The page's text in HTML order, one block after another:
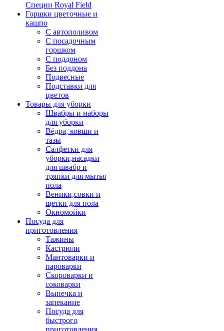
Специи Royal Field
Горшки цветочные и
кашпо
С автополивом
С посадочным
горшком
С поддоном
Без поддона
Подвесные
Подставки для
цветов
Товары для уборки
Швабры и наборы
для уборки
Вёдра, ковши и
тазы
Салфетки для
уборки,насадки
для швабр и
тряпки для мытья
пола
Веники,совки и
щетки для пола
Окномойки
Посуда для
приготовления
Тажины
Кастрюли
Мантоварки и
пароварки
Скороварки и
соковарки
Выпечка и
запекание
Посуда для
быстрого
приготовления